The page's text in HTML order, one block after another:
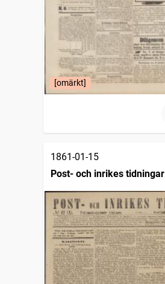
[omärkt]
1861-01-15
Post- och inrikes tidningar